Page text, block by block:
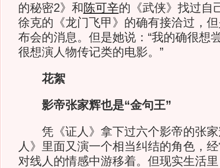
的秘密2》和陈可辛的《武侠》找过自
徐克的《龙门飞甲》的确有接洽过，
布会的消息。但是她说：“我的确很想
很想演人物传记类的电影。”
花絮
影帝张家辉也是“金句王”
凭《证人》拿下过六个影帝的张家
人》里面又演一个相当纠结的角色，
对线人的情感中游移着。但现实生活